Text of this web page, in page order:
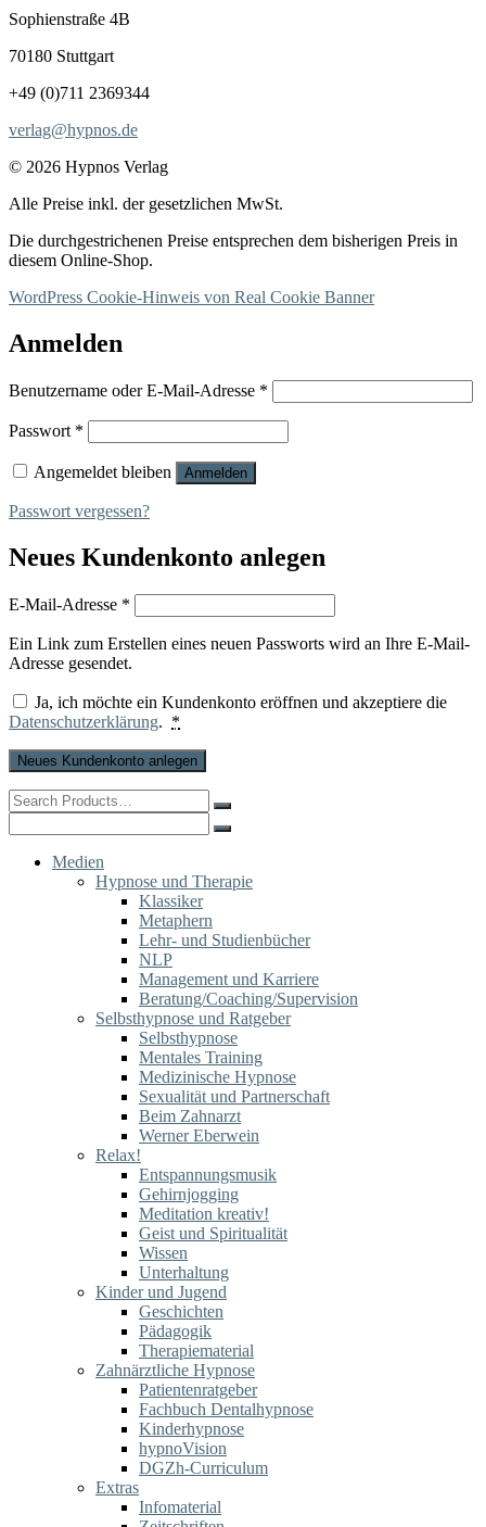
Sophienstraße 4B
70180 Stuttgart
+49 (0)711 2369344
verlag@hypnos.de
© 2026 Hypnos Verlag
Alle Preise inkl. der gesetzlichen MwSt.
Die durchgestrichenen Preise entsprechen dem bisherigen Preis in
diesem Online-Shop.
WordPress Cookie-Hinweis von Real Cookie Banner
Anmelden
Benutzername oder E-Mail-Adresse *
Passwort *
Angemeldet bleiben Anmelden
Passwort vergessen?
Neues Kundenkonto anlegen
E-Mail-Adresse *
Ein Link zum Erstellen eines neuen Passworts wird an Ihre E-Mail-
Adresse gesendet.
Ja, ich möchte ein Kundenkonto eröffnen und akzeptiere die
Datenschutzerklärung. *
Neues Kundenkonto anlegen
Search
for:
for:
Medien
Hypnose und Therapie
Klassiker
Metaphern
Lehr- und Studienbücher
NLP
Management und Karriere
Beratung/Coaching/Supervision
Selbsthypnose und Ratgeber
Selbsthypnose
Mentales Training
Medizinische Hypnose
Sexualität und Partnerschaft
Beim Zahnarzt
Werner Eberwein
Relax!
Entspannungsmusik
Gehirnjogging
Meditation kreativ!
Geist und Spiritualität
Wissen
Unterhaltung
Kinder und Jugend
Geschichten
Pädagogik
Therapiematerial
Zahnärztliche Hypnose
Patientenratgeber
Fachbuch Dentalhypnose
Kinderhypnose
hypnoVision
DGZh-Curriculum
Extras
Infomaterial